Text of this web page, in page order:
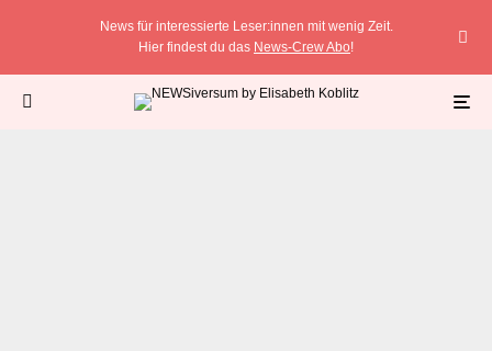
News für interessierte Leser:innen mit wenig Zeit.
Hier findest du das News-Crew Abo!